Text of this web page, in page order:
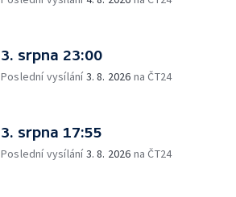
3. srpna 23:00
Poslední vysílání3. 8. 2026 na ČT24
3. srpna 17:55
Poslední vysílání3. 8. 2026 na ČT24